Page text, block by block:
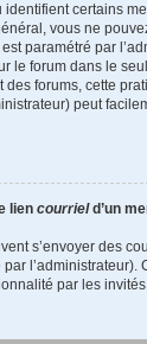
identifient certains
vous ne
est paramétré par
le forum dans le
des forums, cette
peut
lien courrield’un
s’envoyer des
l’administrateur).
par les